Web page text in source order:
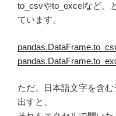
to_csvやto_excelなど、
ています。
ただ、日本語文字を含
出すと、